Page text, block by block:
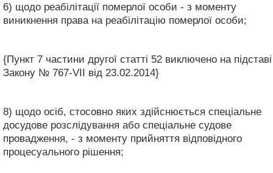
6) щодо реабілітації померлої особи - з моменту
виникнення права на реабілітацію померлої особи;
{Пункт 7 частини другої статті 52 виключено на підставі
Закону № 767-VII від 23.02.2014}
8) щодо осіб, стосовно яких здійснюється спеціальне
досудове розслідування або спеціальне судове
провадження, - з моменту прийняття відповідного
процесуального рішення;